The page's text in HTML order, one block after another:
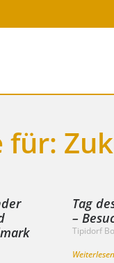
für:
Tag
–
Tipidorf